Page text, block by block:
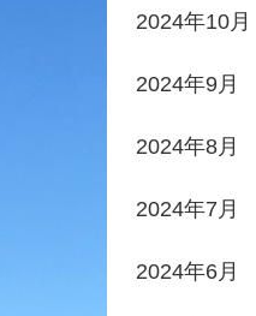
2024年10月
2024年9月
2024年8月
2024年7月
2024年6月